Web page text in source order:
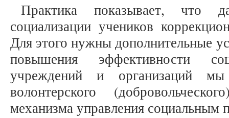
Практика показывает, что
социализации учеников
Для этого нужны дополнительные
повышения эффективности
учреждений и организаций
волонтерского
механизма управления социальным